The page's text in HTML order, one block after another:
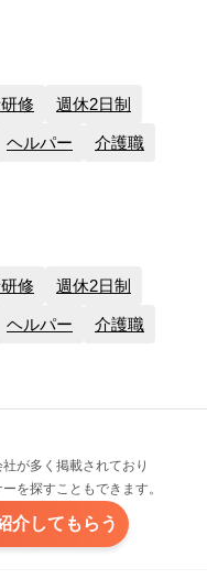
修 週休2日制
ヘルパー 介護職
修 週休2日制
ヘルパー 介護職
が多く掲載されており
を探すこともできます。
介してもらう